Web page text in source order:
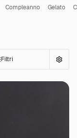
Compleanno Gelato
Filtri